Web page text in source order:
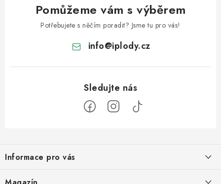
Pomůžeme vám s výběrem
Potřebujete s něčím poradit? Jsme tu pro vás!
info@iplody.cz
p
a
Informace pro vás
Doprava a platba